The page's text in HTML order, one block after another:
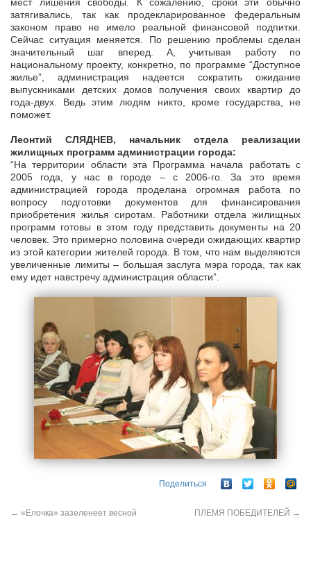
мест лишения свободы. К сожалению, сроки эти обычно
затягивались, так как продекларированное федеральным
законом право не имело реальной финансовой подпитки.
Сейчас ситуация меняется. По решению проблемы сделан
значительный шаг вперед. А, учитывая работу по
национальному проекту, конкретно, по программе “Доступное
жилье”, администрация надеется сократить ожидание
выпускниками детских домов получения своих квартир до
года-двух. Ведь этим людям никто, кроме государства, не
поможет.
Леонтий СЛЯДНЕВ, начальник отдела реализации
жилищных программ администрации города:
“На территории области эта Программа начала работать с
2005 года, у нас в городе – с 2006-го. За это время
администрацией города проделана огромная работа по
вопросу подготовки документов для финансирования
приобретения жилья сиротам. Работники отдела жилищных
программ готовы в этом году представить документы на 20
человек. Это примерно половина очереди ожидающих квартир
из этой категории жителей города. В том, что нам выделяются
увеличенные лимиты – большая заслуга мэра города, так как
ему идет навстречу администрация области”.
Поделиться
← «Елочка» зазеленеет весной ПЛЕМЯ ПОБЕДИТЕЛЕЙ →